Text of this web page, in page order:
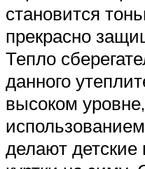
становится
прекрасно
Тепло
данного
высоком
делают